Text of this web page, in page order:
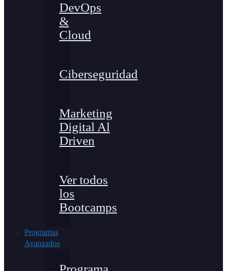
DevOps
&
Cloud
Ciberseguridad
Marketing
Digital Al
Driven
Ver todos
los
Bootcamps
Programas
Avanzados